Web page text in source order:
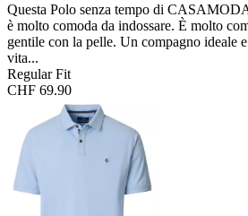
Questa Polo senza tempo di
è molto comoda da indossare. È molto
gentile con la pelle. Un compagno ideale
vita...
Regular Fit
CHF 69.90